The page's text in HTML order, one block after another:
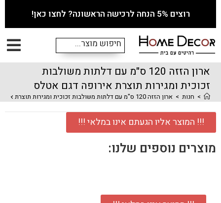
רוצים 5% הנחה לרכישה הראשונה? לחצו כאן!
ארון הזזה 120 ס"מ עם דלתות משולבות
זכוכית ומגירות תוצרת אירופה דגם אטלס
> חנות > ארון הזזה 120 ס"מ עם דלתות משולבות זכוכית ומגירות תוצרת אירופה דגם אטלס
!!! המוצר אליו הגעתם אינו במלאי !!!
מוצרים נוספים שלנו: